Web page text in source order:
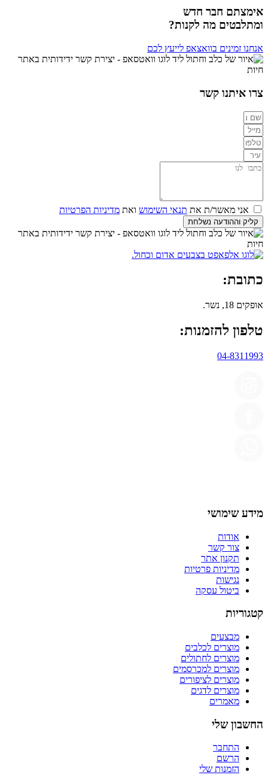
אימצתם חבר חדש
ומתלבטים מה לקנות?
אנחנו זמינים בוואצאפ לייעץ לכם
צרו איתנו קשר
אני מאשר/ת את תנאי השימוש ואת מדיניות הפרטיות
קליק וההודעה נשלחת
כתובת:
אופקים 18, נשר.
טלפון להזמנות:
04-8311993
מידע שימושי
אודות
צור קשר
תקנון אתר
מדיניות פרטיות
נגישות
ביטול עסקה
קטגוריות
מבצעים
מוצרים לכלבים
מוצרים לחתולים
מוצרים למכרסמים
מוצרים לציפורים
מוצרים לדגים
מאמרים
החשבון שלי
התחבר
הרשם
הזמנות שלי